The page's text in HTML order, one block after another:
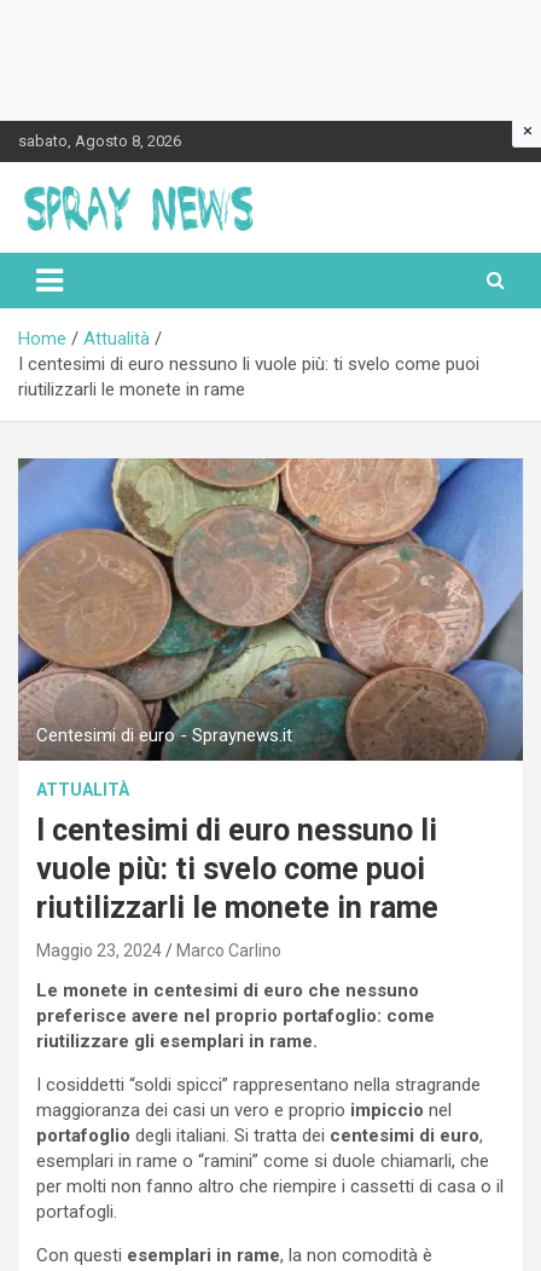
to
content
sabato, Agosto 8, 2026
Spraynews.it
Home
Attualità
I centesimi di euro nessuno li vuole più: ti svelo come puoi
riutilizzarli le monete in rame
Centesimi di euro - Spraynews.it
ATTUALITÀ
I centesimi di euro nessuno li
vuole più: ti svelo come puoi
riutilizzarli le monete in rame
Maggio 23, 2024 Marco Carlino
Le monete in centesimi di euro che nessuno
preferisce avere nel proprio portafoglio: come
riutilizzare gli esemplari in rame.
I cosiddetti “soldi spicci” rappresentano nella stragrande
maggioranza dei casi un vero e proprio impiccio nel
portafoglio degli italiani. Si tratta dei centesimi di euro,
esemplari in rame o “ramini” come si duole chiamarli, che
per molti non fanno altro che riempire i cassetti di casa o il
portafogli.
Con questi esemplari in rame, la non comodità è
×